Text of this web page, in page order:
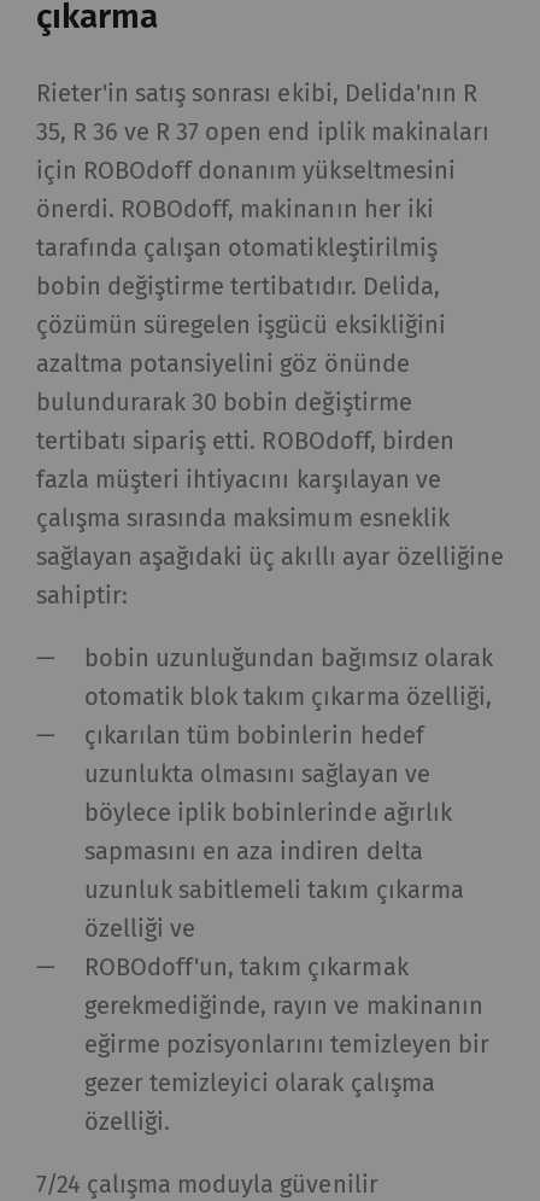
çıkarma
Rieter'in satış sonrası ekibi, Delida'nın R
35, R 36 ve R 37 open end iplik makinaları
için ROBOdoff donanım yükseltmesini
önerdi. ROBOdoff, makinanın her iki
tarafında çalışan otomatikleştirilmiş
bobin değiştirme tertibatıdır. Delida,
çözümün süregelen işgücü eksikliğini
azaltma potansiyelini göz önünde
bulundurarak 30 bobin değiştirme
tertibatı sipariş etti. ROBOdoff, birden
fazla müşteri ihtiyacını karşılayan ve
çalışma sırasında maksimum esneklik
sağlayan aşağıdaki üç akıllı ayar özelliğine
sahiptir:
bobin uzunluğundan bağımsız olarak
otomatik blok takım çıkarma özelliği,
çıkarılan tüm bobinlerin hedef
uzunlukta olmasını sağlayan ve
böylece iplik bobinlerinde ağırlık
sapmasını en aza indiren delta
uzunluk sabitlemeli takım çıkarma
özelliği ve
ROBOdoff'un, takım çıkarmak
gerekmediğinde, rayın ve makinanın
eğirme pozisyonlarını temizleyen bir
gezer temizleyici olarak çalışma
özelliği.
7/24 çalışma moduyla güvenilir